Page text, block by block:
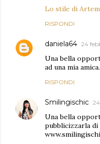
Lo stile di
RISPONDI
daniela64 24
Una bella
ad una mia
RISPONDI
Smilingischic
Una bella
pubblicizzarla di